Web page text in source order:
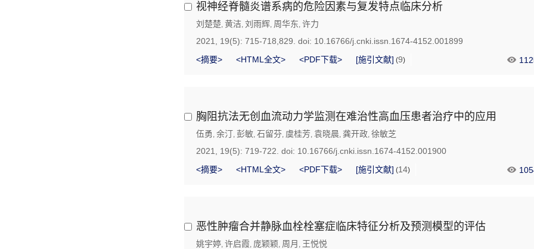
视神经脊髓炎谱系病的危险因素与复发特点临床分析
刘楚楚, 黄洁, 刘雨辉, 周华东, 许力
2021, 19(5): 715-718,829. doi: 10.16766/j.cnki.issn.1674-4152.001899
<摘要>
<HTML全文> <PDF下载> [施引文献] (9)
胸阻抗法无创血流动力学监测在难治性高血压患者治疗中的应用
伍勇, 余汀, 彭敏, 石留芬, 虞桂芳, 袁晓晨, 龚开政, 徐敏芝
2021, 19(5): 719-722. doi: 10.16766/j.cnki.issn.1674-4152.001900
<摘要>
<HTML全文> <PDF下载> [施引文献] (14)
恶性肿瘤合并静脉血栓栓塞症临床特征分析及预测模型的评估
姚宇婷, 许启霞, 庞颖颖, 周月 , 王悦悦